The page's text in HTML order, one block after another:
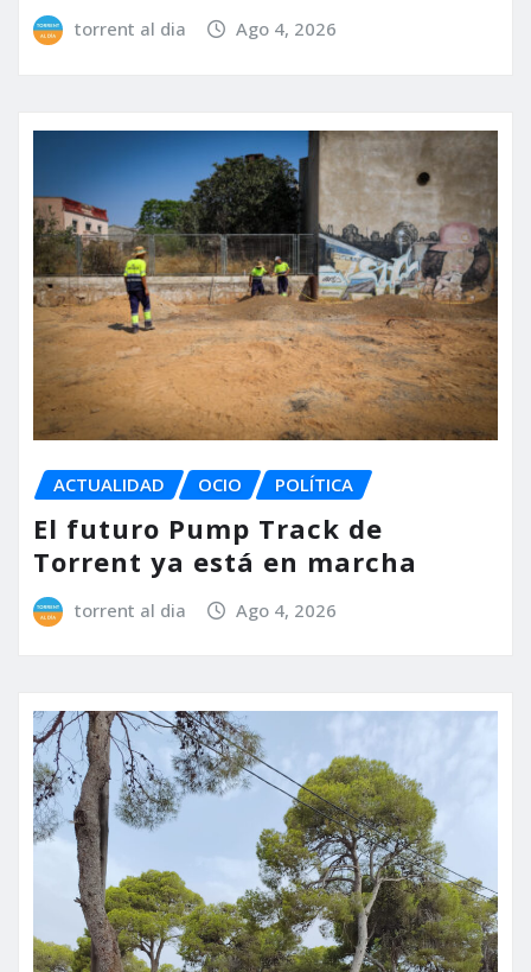
torrent al dia Ago 4, 2026
ACTUALIDAD OCIO POLÍTICA
El futuro Pump Track de
Torrent ya está en marcha
torrent al dia Ago 4, 2026